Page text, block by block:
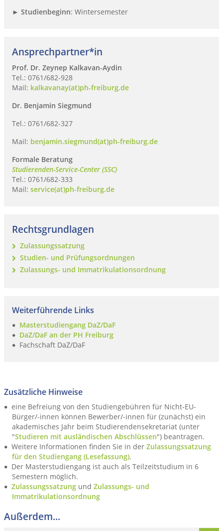
► Studienbeginn: Wintersemester
Ansprechpartner*in
Prof. Dr. Zeynep Kalkavan-Aydin
Tel.: 0761/682-928
Mail: kalkavanay(at)ph-freiburg.de
Dr. Benjamin Siegmund
Tel.: 0761/682-327
Mail: benjamin.siegmund(at)ph-freiburg.de
Formale Beratung
Studierenden-Service-Center (SSC)
Tel.: 0761/682-333
Mail: service(at)ph-freiburg.de
Rechtsgrundlagen
Zulassungssatzung
Studien- und Prüfungsordnungen
Zulassungs- und Immatrikulationsordnung
Weiterführende Links
Masterstudiengang DaZ/DaF
DaZ/DaF an der PH Freiburg
Fachschaft DaZ/DaF
Zusätzliche Hinweise
eine Befreiung von den Studiengebühren für Nicht-EU-
Bürger/-innen können Bewerber/-innen für (zunächst) ein
akademisches Jahr beim Studierendensekretariat (unter
"Studieren mit ausländischen Abschlüssen") beantragen.
Weitere Informationen finden Sie in derZulassungssatzung
für den Studiengang (Lesefassung).
Der Masterstudiengang ist auch als Teilzeitstudium in 6
Semestern möglich.
Zulassungssatzung undZulassungs- und
Immatrikulationsordnung
Außerdem...